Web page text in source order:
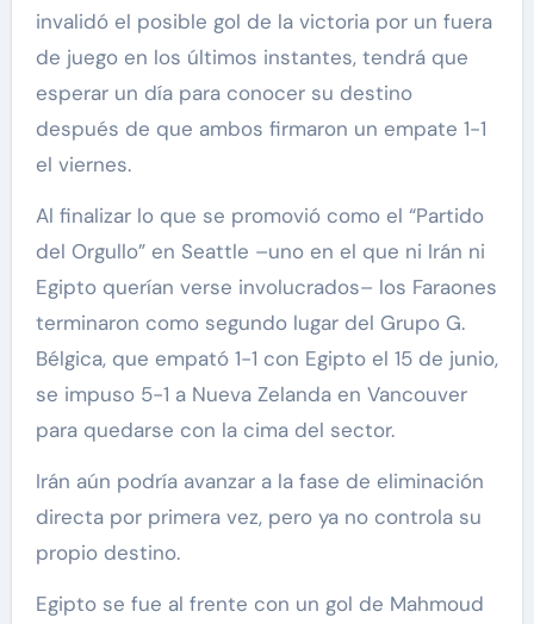
invalidó el posible gol de la victoria por un fuera
de juego en los últimos instantes, tendrá que
esperar un día para conocer su destino
después de que ambos firmaron un empate 1-1
el viernes.
Al finalizar lo que se promovió como el “Partido
del Orgullo” en Seattle –uno en el que ni Irán ni
Egipto querían verse involucrados– los Faraones
terminaron como segundo lugar del Grupo G.
Bélgica, que empató 1-1 con Egipto el 15 de junio,
se impuso 5-1 a Nueva Zelanda en Vancouver
para quedarse con la cima del sector.
Irán aún podría avanzar a la fase de eliminación
directa por primera vez, pero ya no controla su
propio destino.
Egipto se fue al frente con un gol de Mahmoud